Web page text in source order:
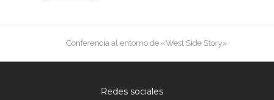
next
Conferencia al entorno de «West Side Story»
Redes sociales